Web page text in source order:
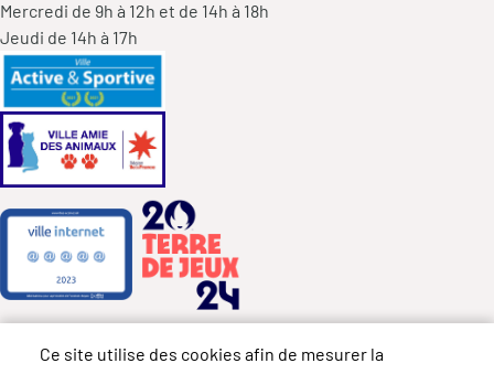
Mercredi de 9h à 12h et de 14h à 18h
Jeudi de 14h à 17h
Ce site utilise des cookies afin de mesurer la